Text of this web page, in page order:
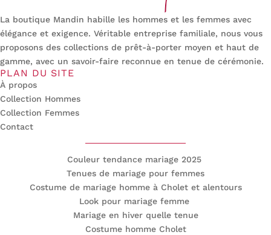
La boutique Mandin habille les hommes et les femmes avec
élégance et exigence. Véritable entreprise familiale, nous vous
proposons des collections de prêt-à-porter moyen et haut de
gamme, avec un savoir-faire reconnue en tenue de cérémonie.
PLAN DU SITE
À propos
Collection Hommes
Collection Femmes
Contact
Couleur tendance mariage 2025
Tenues de mariage pour femmes
Costume de mariage homme à Cholet et alentours
Look pour mariage femme
Mariage en hiver quelle tenue
Costume homme Cholet